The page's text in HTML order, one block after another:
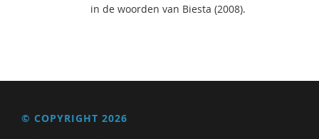
in de woorden van Biesta (2008).
© COPYRIGHT 2026